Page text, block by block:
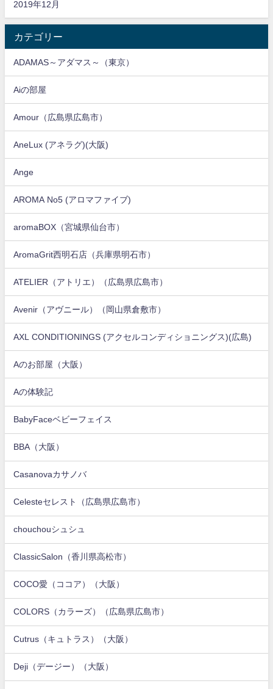
2019年12月
カテゴリー
ADAMAS～アダマス～（東京）
Aiの部屋
Amour（広島県広島市）
AneLux (アネラグ)(大阪)
Ange
AROMA No5 (アロマファイブ)
aromaBOX（宮城県仙台市）
AromaGrit西明石店（兵庫県明石市）
ATELIER（アトリエ）（広島県広島市）
Avenir（アヴニール）（岡山県倉敷市）
AXL CONDITIONINGS (アクセルコンディショニングス)(広島)
Aのお部屋（大阪）
Aの体験記
BabyFaceベビーフェイス
BBA（大阪）
Casanovaカサノバ
Celesteセレスト（広島県広島市）
chouchouシュシュ
ClassicSalon（香川県高松市）
COCO愛（ココア）（大阪）
COLORS（カラーズ）（広島県広島市）
Cutrus（キュトラス）（大阪）
Deji（デージー）（大阪）